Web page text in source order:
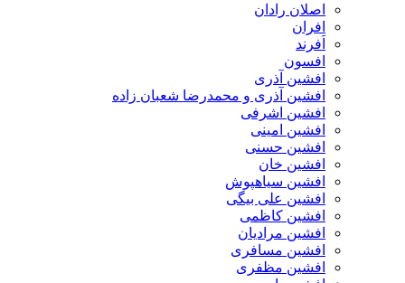
اصلان رادان
افران
اَفرند
افسون
افشین آذری
افشین آذری و محمدرضا شعبان زاده
افشین اشرفی
افشین امینی
افشین حسنی
افشین خان
افشین سیاهپوش
افشین علی بیگی
افشین کاظمی
افشین مرادیان
افشین مسافری
افشین مظفری